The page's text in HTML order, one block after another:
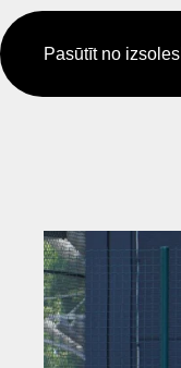
Pasūtīt no izsoles